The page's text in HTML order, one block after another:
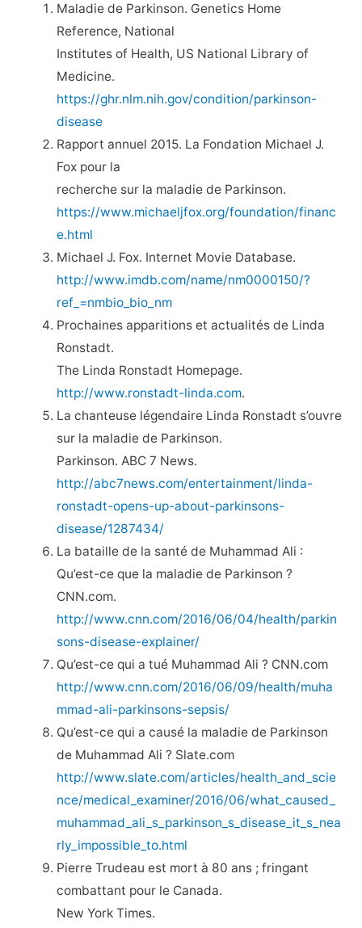
Maladie de Parkinson. Genetics Home
Reference, National
Institutes of Health, US National Library of
Medicine.
https://ghr.nlm.nih.gov/condition/parkinson-
disease
Rapport annuel 2015. La Fondation Michael J.
Fox pour la
recherche sur la maladie de Parkinson.
https://www.michaeljfox.org/foundation/financ
e.html
Michael J. Fox. Internet Movie Database.
http://www.imdb.com/name/nm0000150/?
ref_=nmbio_bio_nm
Prochaines apparitions et actualités de Linda
Ronstadt.
The Linda Ronstadt Homepage.
http://www.ronstadt-linda.com.
La chanteuse légendaire Linda Ronstadt s’ouvre
sur la maladie de Parkinson.
Parkinson. ABC 7 News.
http://abc7news.com/entertainment/linda-
ronstadt-opens-up-about-parkinsons-
disease/1287434/
La bataille de la santé de Muhammad Ali :
Qu’est-ce que la maladie de Parkinson ?
CNN.com.
http://www.cnn.com/2016/06/04/health/parkin
sons-disease-explainer/
Qu’est-ce qui a tué Muhammad Ali ? CNN.com
http://www.cnn.com/2016/06/09/health/muha
mmad-ali-parkinsons-sepsis/
Qu’est-ce qui a causé la maladie de Parkinson
de Muhammad Ali ? Slate.com
http://www.slate.com/articles/health_and_scie
nce/medical_examiner/2016/06/what_caused_
muhammad_ali_s_parkinson_s_disease_it_s_nea
rly_impossible_to.html
Pierre Trudeau est mort à 80 ans ; fringant
combattant pour le Canada.
New York Times.